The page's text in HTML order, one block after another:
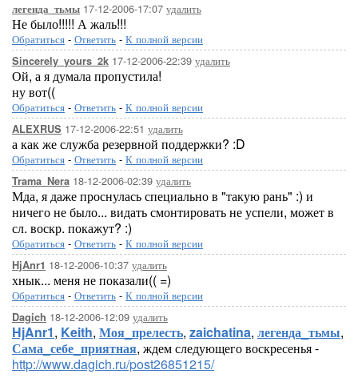
легенда_тьмы 17-12-2006-17:07 удалить
Не было!!!!! А жаль!!!
Обратиться - Ответить - К полной версии
Sincerely_yours_2k 17-12-2006-22:39 удалить
Ой, а я думала пропустила!
ну вот((
Обратиться - Ответить - К полной версии
ALEXRUS 17-12-2006-22:51 удалить
а как же служба резервной поддержки? :D
Обратиться - Ответить - К полной версии
Trama_Nera 18-12-2006-02:39 удалить
Мда, я даже проснулась специально в "такую рань" :) и
ничего не было... видать смонтировать не успели, может в
сл. воскр. покажут? :)
Обратиться - Ответить - К полной версии
HjAnr1 18-12-2006-10:37 удалить
хнык... меня не показали(( =)
Обратиться - Ответить - К полной версии
Dagich 18-12-2006-12:09 удалить
HjAnr1, Keith, Моя_прелесть, zaichatina, легенда_тьмы,
Сама_себе_приятная, ждем следующего воскресенья -
http://www.dagich.ru/post26851215/